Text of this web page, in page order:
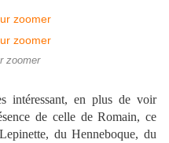
zoomer
intéressant, en plus de voir
de celle de Romain, ce
du Henneboque, du